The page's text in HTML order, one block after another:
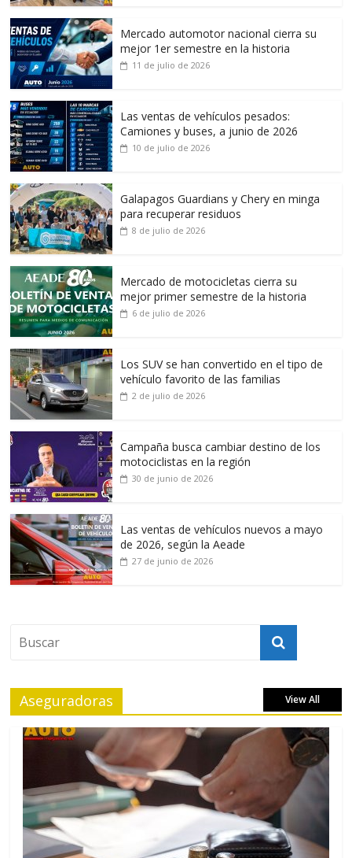
Mercado automotor nacional cierra su
mejor 1er semestre en la historia
11 de julio de 2026
Las ventas de vehículos pesados:
Camiones y buses, a junio de 2026
10 de julio de 2026
Galapagos Guardians y Chery en minga
para recuperar residuos
8 de julio de 2026
Mercado de motocicletas cierra su
mejor primer semestre de la historia
6 de julio de 2026
Los SUV se han convertido en el tipo de
vehículo favorito de las familias
2 de julio de 2026
Campaña busca cambiar destino de los
motociclistas en la región
30 de junio de 2026
Las ventas de vehículos nuevos a mayo
de 2026, según la Aeade
27 de junio de 2026
Aseguradoras View All